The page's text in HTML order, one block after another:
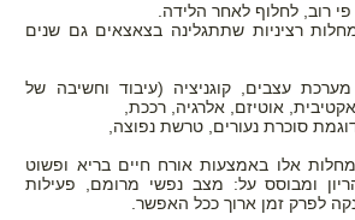
רוב, לחלוף לאחר הלידה.
רציניות שתתגלינה בצאצאים גם שנים
עצבים, קוגניציה (עיבוד וחשיבה של
אוטיזם, אלרגיה, רככת,
סוכרת נעורים, טרשת נפוצה,
אלו באמצעות אורח חיים בריא ופשוט
ומבוסס על: מצב נפשי מרומם, פעילות
לפרק זמן ארוך ככל האפשר.